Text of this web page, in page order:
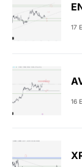
17
16